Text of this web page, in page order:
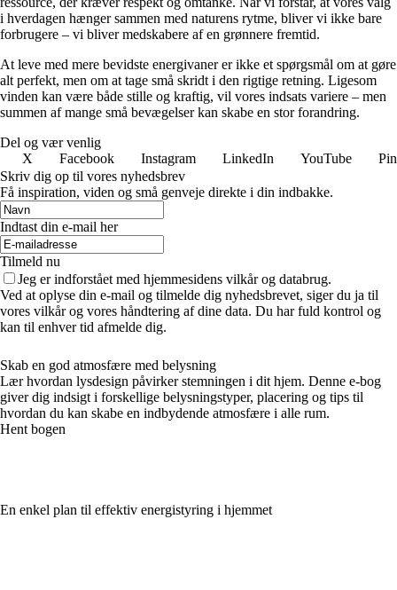
i hverdagen hænger sammen med naturens rytme, bliver vi ikke bare
forbrugere – vi bliver medskabere af en grønnere fremtid.
At leve med mere bevidste energivaner er ikke et spørgsmål om at gøre
alt perfekt, men om at tage små skridt i den rigtige retning. Ligesom
vinden kan være både stille og kraftig, vil vores indsats variere – men
summen af mange små bevægelser kan skabe en stor forandring.
Del og vær venlig
X
Facebook Instagram LinkedIn YouTube
Skriv dig op til vores nyhedsbrev
Få inspiration, viden og små genveje direkte i din indbakke.
Indtast din e-mail her
Tilmeld nu
Jeg er indforstået med hjemmesidens vilkår og databrug.
Ved at oplyse din e-mail og tilmelde dig nyhedsbrevet, siger du ja til
vores vilkår og vores håndtering af dine data. Du har fuld kontrol og
kan til enhver tid afmelde dig.
Skab en god atmosfære med belysning
Lær hvordan lysdesign påvirker stemningen i dit hjem. Denne e-bog
giver dig indsigt i forskellige belysningstyper, placering og tips til
hvordan du kan skabe en indbydende atmosfære i alle rum.
Hent bogen
En enkel plan til effektiv energistyring i hjemmet